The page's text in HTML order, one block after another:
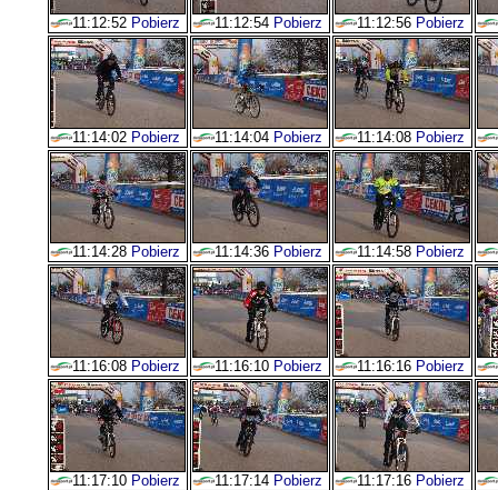
11:12:52 Pobierz 11:12:54 Pobierz 11:12:56 Pobierz
11:14:02 Pobierz 11:14:04 Pobierz 11:14:08 Pobierz
11:14:28 Pobierz 11:14:36 Pobierz 11:14:58 Pobierz
11:16:08 Pobierz 11:16:10 Pobierz 11:16:16 Pobierz
11:17:10 Pobierz 11:17:14 Pobierz 11:17:16 Pobierz